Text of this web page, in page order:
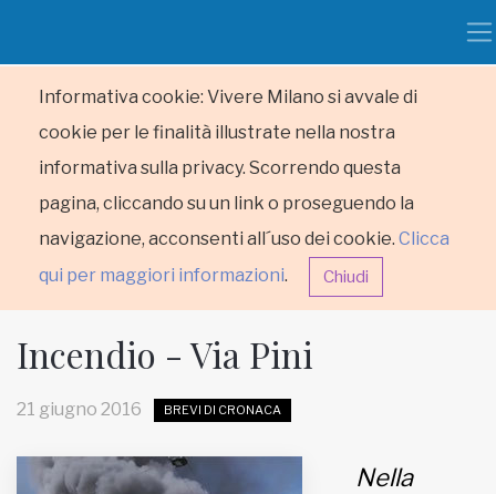
Informativa cookie: Vivere Milano si avvale di
cookie per le finalità illustrate nella nostra
informativa sulla privacy. Scorrendo questa
pagina, cliccando su un link o proseguendo la
navigazione, acconsenti all´uso dei cookie. Clicca
qui per maggiori informazioni. Chiudi
Incendio - Via Pini
21 giugno 2016 BREVI DI CRONACA
Nella